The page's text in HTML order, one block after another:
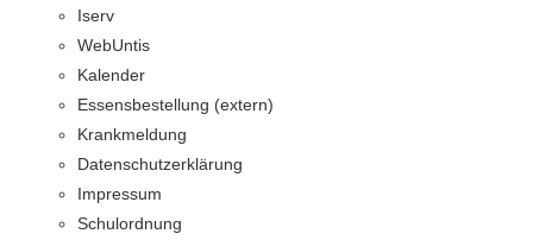
Iserv
WebUntis
Kalender
Essensbestellung (extern)
Krankmeldung
Datenschutzerklärung
Impressum
Schulordnung